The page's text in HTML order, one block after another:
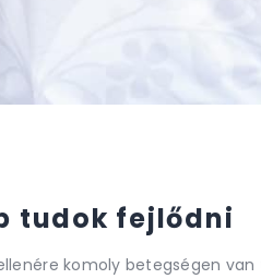
tudok fejlődni
komoly betegségen